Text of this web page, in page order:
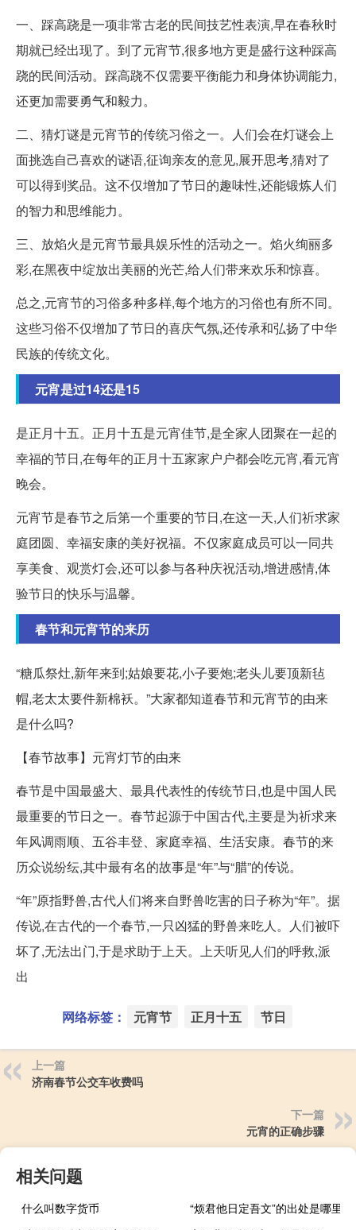
一、踩高跷是一项非常古老的民间技艺性表演,早在春秋时
期就已经出现了。到了元宵节,很多地方更是盛行这种踩高
跷的民间活动。踩高跷不仅需要平衡能力和身体协调能力,
还更加需要勇气和毅力。
二、猜灯谜是元宵节的传统习俗之一。人们会在灯谜会上
面挑选自己喜欢的谜语,征询亲友的意见,展开思考,猜对了
可以得到奖品。这不仅增加了节日的趣味性,还能锻炼人们
的智力和思维能力。
三、放焰火是元宵节最具娱乐性的活动之一。焰火绚丽多
彩,在黑夜中绽放出美丽的光芒,给人们带来欢乐和惊喜。
总之,元宵节的习俗多种多样,每个地方的习俗也有所不同。
这些习俗不仅增加了节日的喜庆气氛,还传承和弘扬了中华
民族的传统文化。
元宵是过14还是15
是正月十五。正月十五是元宵佳节,是全家人团聚在一起的
幸福的节日,在每年的正月十五家家户户都会吃元宵,看元宵
晚会。
元宵节是春节之后第一个重要的节日,在这一天,人们祈求家
庭团圆、幸福安康的美好祝福。不仅家庭成员可以一同共
享美食、观赏灯会,还可以参与各种庆祝活动,增进感情,体
验节日的快乐与温馨。
春节和元宵节的来历
“糖瓜祭灶,新年来到;姑娘要花,小子要炮;老头儿要顶新毡
帽,老太太要件新棉袄。”大家都知道春节和元宵节的由来
是什么吗?
【春节故事】元宵灯节的由来
春节是中国最盛大、最具代表性的传统节日,也是中国人民
最重要的节日之一。春节起源于中国古代,主要是为祈求来
年风调雨顺、五谷丰登、家庭幸福、生活安康。春节的来
历众说纷纭,其中最有名的故事是“年”与“腊”的传说。
“年”原指野兽,古代人们将来自野兽吃害的日子称为“年”。据
传说,在古代的一个春节,一只凶猛的野兽来吃人。人们被吓
坏了,无法出门,于是求助于上天。上天听见人们的呼救,派
出
网络标签： 元宵节 正月十五 节日
上一篇
济南春节公交车收费吗
下一篇
元宵的正确步骤
相关问题
什么叫数字货币
“烦君他日定吾文”的出处是哪里